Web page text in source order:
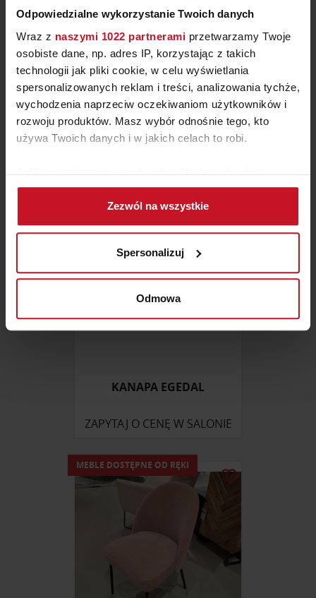
Odpowiedzialne wykorzystanie Twoich danych
Wraz z naszymi 1022 partnerami przetwarzamy Twoje
osobiste dane, np. adres IP, korzystając z takich
technologii jak pliki cookie, w celu wyświetlania
spersonalizowanych reklam i treści, analizowania tychże,
wychodzenia naprzeciw oczekiwaniom użytkowników i
rozwoju produktów. Masz wybór odnośnie tego, kto
używa Twoich danych i w jakich celach to robi.
Jeśli wyrazisz na to zgodę, chcielibyśmy również:
Gromadzić dane dotyczące Twojej lokalizacji
geograficznej z dokładnością nawet do kilku metrów
Identyfikować Twoje urządzenie, aktywnie
(fingerprinting, czyli wirtualny odcisk palca)
Dowiedz się więcej odnośnie tego, jak Twoje osobiste
dane są przetwarzane oraz ustaw własne preferencje w
zmienić lub wycofać swoją zgodę w dowolnej chwili.
i reklam, aby oferować funkcje społecznościowe i
społecznościowym, reklamowym i analitycznym.
otrzymanymi od Ciebie lub uzyskanymi podczas
korzystania z ich usług.
Zezwól na wszystkie
Spersonalizuj
Odmowa
SOFA CLOSE TO ME
KANAPA EGEDAL
ZAPYTAJ O CENĘ W SALONIE
MEBLE DOSTĘPNE OD RĘKI